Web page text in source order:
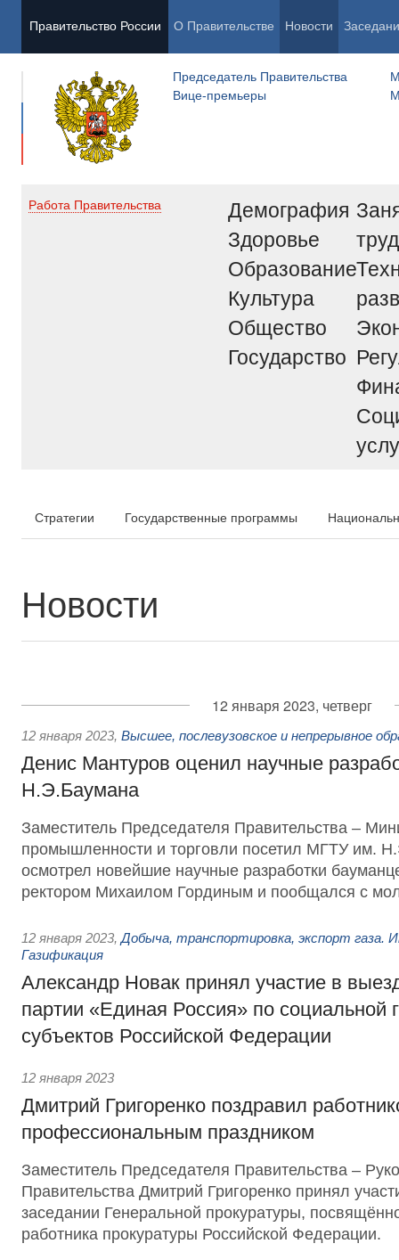
Правительство России О Правительстве Новости
Председатель Правительства
Вице-премьеры
Работа Правительства
Демография
Здоровье
Образование
Культура
Общество
Государство
труд
Стратегии Государственные программы
Новости
12 января 2023, четверг
12 января 2023, Высшее, послевузовское и непрерывное
Денис Мантуров оценил научные
Н.Э.Баумана
Заместитель Председателя Правительства –
промышленности и торговли посетил МГТУ им.
осмотрел новейшие научные разработки
ректором Михаилом Гординым и пообщался с
12 января 2023, Добыча, транспортировка, экспорт газа.
Газификация
Александр Новак принял участие в
партии «Единая Россия» по социальной
субъектов Российской Федерации
12 января 2023
Дмитрий Григоренко поздравил
профессиональным праздником
Заместитель Председателя Правительства –
Правительства Дмитрий Григоренко принял
заседании Генеральной прокуратуры,
работника прокуратуры Российской Федерации.